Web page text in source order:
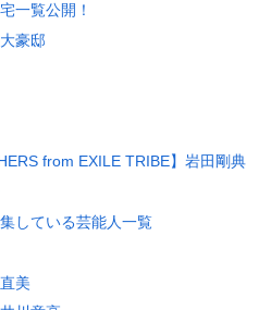
一覧公開！
豪邸
from EXILE TRIBE】岩田剛典
している芸能人一覧
美